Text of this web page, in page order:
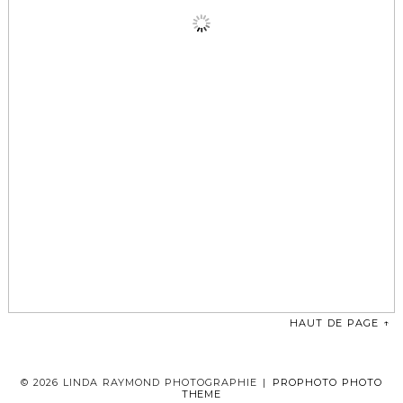
HAUT DE PAGE ↑
© 2026 LINDA RAYMOND PHOTOGRAPHIE |
PROPHOTO PHOTO
THEME